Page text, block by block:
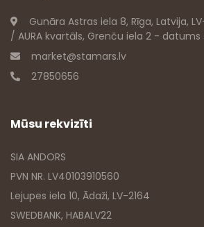
Gunāra Astras iela 8, Rīga, Latvija,
/ AURA kvartāls, Grenču iela 2 - datums
market@stamars.lv
27850656
Mūsu rekvizīti
SIA ANDORS
PVN NR. LV40103910560
Lejupes iela 10, Ādaži, LV-2164
SWEDBANK, HABALV22